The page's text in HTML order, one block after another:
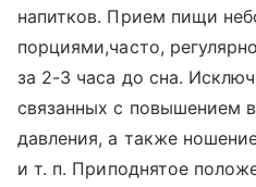
напитков. Прием пищи
порциями,часто,
за 2-3 часа до сна.
связанных с повышением
давления, а также
и т. п. Приподнятое